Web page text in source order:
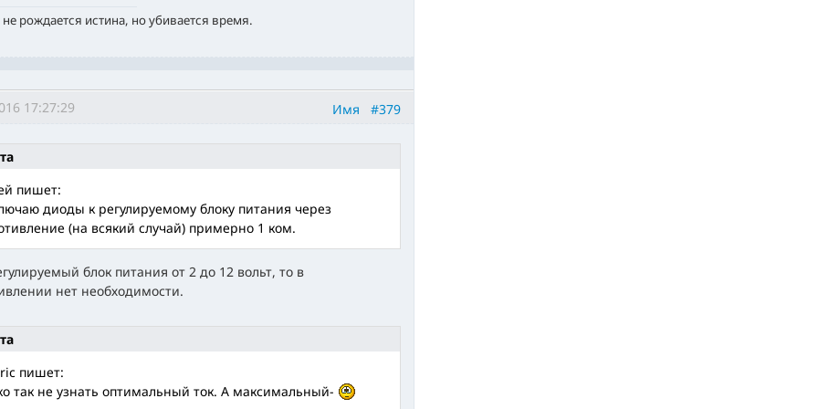
рождается истина, но убивается время.
Имя #379
17:27:29
пишет:
диоды к регулируемому блоку питания через
(на всякий случай) примерно 1 ком.
блок питания от 2 до 12 вольт, то в
нет необходимости.
пишет:
так не узнать оптимальный ток. А максимальный-